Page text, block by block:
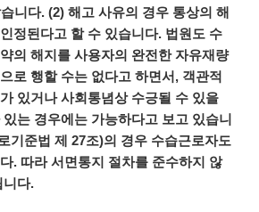
니다. (2) 해고 사유의 경우 통상의 해
인정된다고 할 수 있습니다. 법원도 수
의 해지를 사용자의 완전한 자유재량
로 행할 수는 없다고 하면서, 객관적
있거나 사회통념상 수긍될 수 있을
있는 경우에는 가능하다고 보고 있습니
기준법 제 27조)의 경우 수습근로자도
. 따라 서면통지 절차를 준수하지 않
니다.